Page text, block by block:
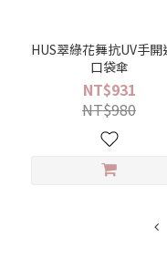
HUS翠綠花舞抗UV手開
口袋傘
NT$931
NT$980